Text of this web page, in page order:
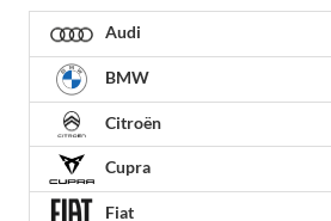
Audi
BMW
Citroën
Cupra
Fiat